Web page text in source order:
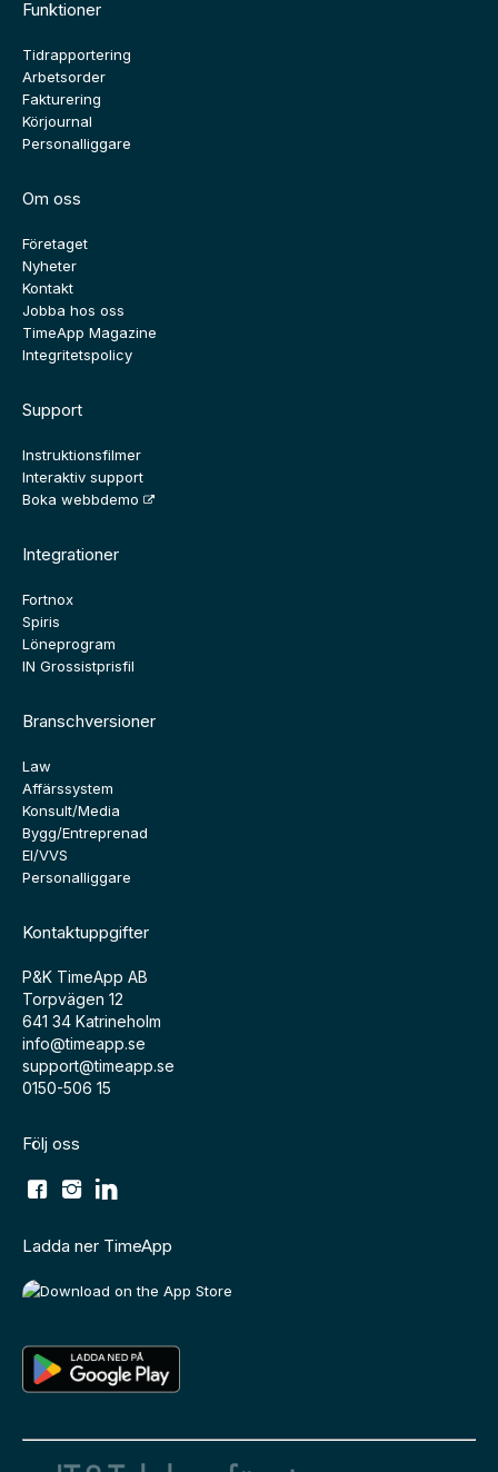
Funktioner
Tidrapportering
Arbetsorder
Fakturering
Körjournal
Personalliggare
Om oss
Företaget
Nyheter
Kontakt
Jobba hos oss
TimeApp Magazine
Integritetspolicy
Support
Instruktionsfilmer
Interaktiv support
Boka webbdemo
Integrationer
Fortnox
Spiris
Löneprogram
IN Grossistprisfil
Branschversioner
Law
Affärssystem
Konsult/Media
Bygg/Entreprenad
El/VVS
Personalliggare
Kontaktuppgifter
P&K TimeApp AB
Torpvägen 12
641 34 Katrineholm
info@timeapp.se
support@timeapp.se
0150-506 15
Följ oss
Ladda ner TimeApp